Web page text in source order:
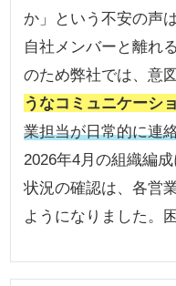
か」という不安の声
自社メンバーと離れ
のため弊社では、意
うなコミュニケーシ
業担当が日常的に連
2026年4月の組織編
状況の確認は、各営
ようになりました。